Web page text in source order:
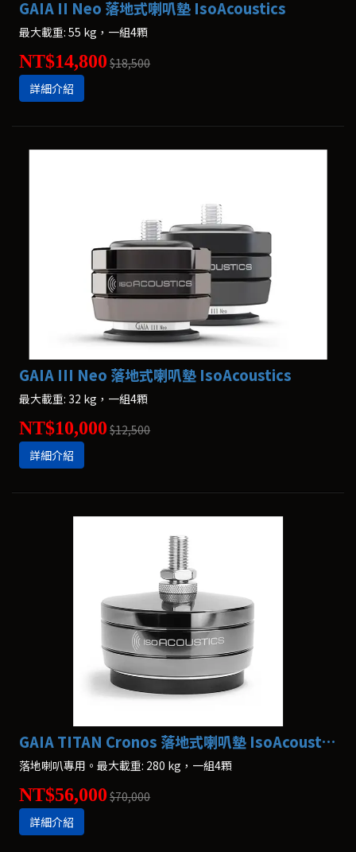
GAIA II Neo 落地式喇叭墊 IsoAcoustics
最大載重: 55 kg，一組4顆
NT$14,800 $18,500
詳細介紹
GAIA III Neo 落地式喇叭墊 IsoAcoustics
最大載重: 32 kg，一組4顆
NT$10,000 $12,500
詳細介紹
GAIA TITAN Cronos 落地式喇叭墊 IsoAcoustics
落地喇叭專用。最大載重: 280 kg，一組4顆
NT$56,000 $70,000
詳細介紹